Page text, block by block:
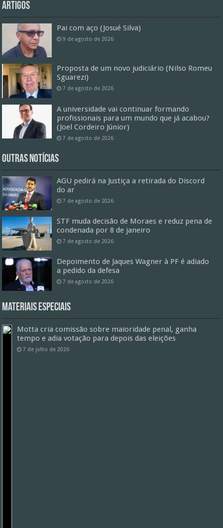
Artigos
Pai com aço (Josué Silva)
9 de agosto de 2026
Proposta de um novo judiciário (Nilso Romeu
Sguarezi)
7 de agosto de 2026
A universidade vai continuar formando
profissionais para um mundo que já acabou?
(Joel Cordeiro Júnior)
7 de agosto de 2026
Outras Notícias
AGU pedirá na Justiça a retirada do Discord
do ar
7 de agosto de 2026
STF muda decisão de Moraes e reduz pena de
condenada por 8 de janeiro
7 de agosto de 2026
Depoimento de Jaques Wagner à PF é adiado
a pedido da defesa
7 de agosto de 2026
Materiais especiais
Motta cria comissão sobre maioridade penal, ganha
tempo e adia votação para depois das eleições
7 de julho de 2026